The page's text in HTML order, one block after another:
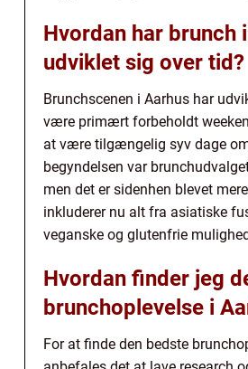
Hvordan har brunch
udviklet sig over tid?
Brunchscenen i Aarhus har
være primært forbeholdt
at være tilgængelig syv dage
begyndelsen var
men det er sidenhen blevet
inkluderer nu alt fra asiatiske
veganske og glutenfrie
Hvordan finder jeg
brunchoplevelse i
For at finde den bedste